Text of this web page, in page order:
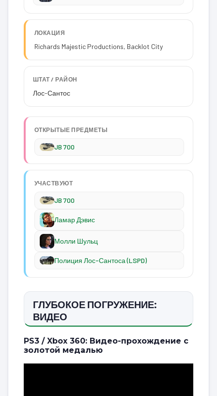
ЛОКАЦИЯ
Richards Majestic Productions, Backlot City
ШТАТ / РАЙОН
Лос-Сантос
ОТКРЫТЫЕ ПРЕДМЕТЫ
JB 700
УЧАСТВУЮТ
JB 700
Ламар Дэвис
Молли Шульц
Полиция Лос-Сантоса (LSPD)
ГЛУБОКОЕ ПОГРУЖЕНИЕ:
ВИДЕО
PS3 / Xbox 360: Видео-прохождение с
золотой медалью